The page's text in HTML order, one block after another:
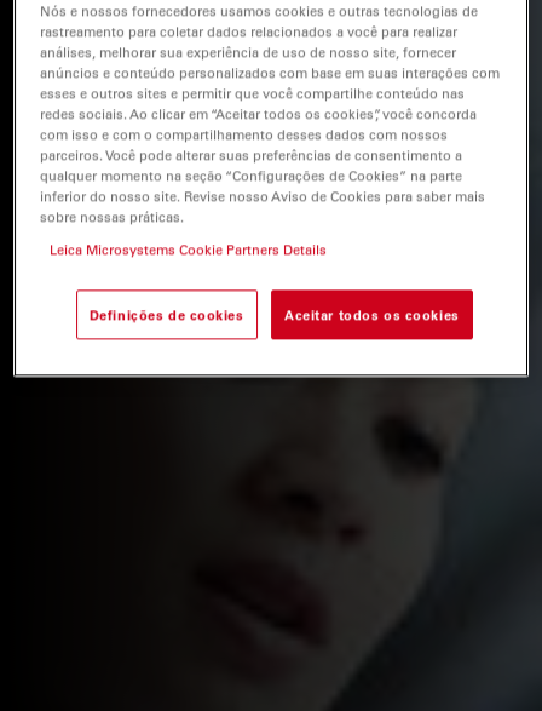
Nós e nossos fornecedores usamos cookies e outras tecnologias de
rastreamento para coletar dados relacionados a você para realizar
análises, melhorar sua experiência de uso de nosso site, fornecer
anúncios e conteúdo personalizados com base em suas interações com
esses e outros sites e permitir que você compartilhe conteúdo nas
redes sociais. Ao clicar em “Aceitar todos os cookies”, você concorda
com isso e com o compartilhamento desses dados com nossos
parceiros. Você pode alterar suas preferências de consentimento a
qualquer momento na seção “Configurações de Cookies” na parte
inferior do nosso site. Revise nosso Aviso de Cookies para saber mais
sobre nossas práticas.
Leica Microsystems Cookie Partners Details
Definições de cookies Aceitar todos os cookies